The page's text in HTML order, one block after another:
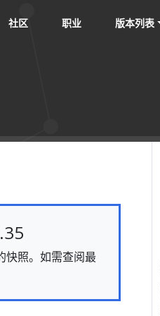
社区 职业 版本列表
快照。如需查阅最